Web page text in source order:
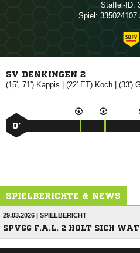
Staffel-ID:
Spiel:
SV DENKINGEN 2
(15', 71')  | (22' ET)  | (33')
0’
SPIELBERICHTE & NEWS
29.03.2026 | SPIELBERICHT
SPVGG F.A.L. 2 HOLT SICH